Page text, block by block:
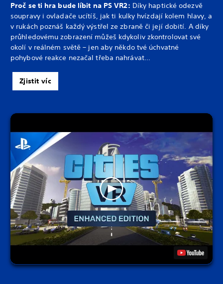
Proč se ti hra bude líbit na PS VR2: Díky haptické odezvě
soupravy i ovladače ucítíš, jak ti kulky hvízdají kolem hlavy, a
v rukách poznáš každý výstřel ze zbraně či její dobití. A díky
průhledovému zobrazení můžeš kdykoliv zkontrolovat své
okolí v reálném světě – jen aby někdo tvé úchvatné
pohybové reakce nezačal třeba nahrávat...
Zjistit víc